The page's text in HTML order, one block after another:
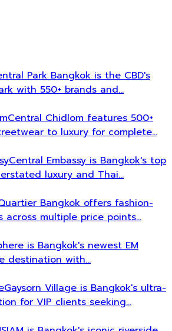
Park Bangkok is the CBD's
with 550+ brands and…
Central Chidlom features 500+
to luxury for complete…
Central Embassy is Bangkok's top
luxury and Thai…
Bangkok offers fashion-
across multiple price points…
is Bangkok's newest EM
destination with…
Gaysorn Village is Bangkok's ultra-
for VIP clients seeking…